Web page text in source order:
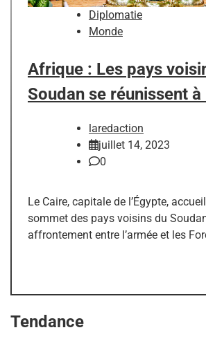
Diplomatie
Monde
Afrique : Les pays
Soudan se réunissent à
laredaction
juillet 14, 2023
0
Le Caire, capitale de l’Égypte,
sommet des pays voisins du
affrontement entre l’armée et les
Tendance